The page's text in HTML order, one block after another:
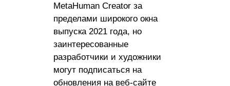
MetaHuman Creator за
пределами широкого окна
выпуска 2021 года, но
заинтересованные
разработчики и художники
могут подписаться на
обновления на веб-сайте